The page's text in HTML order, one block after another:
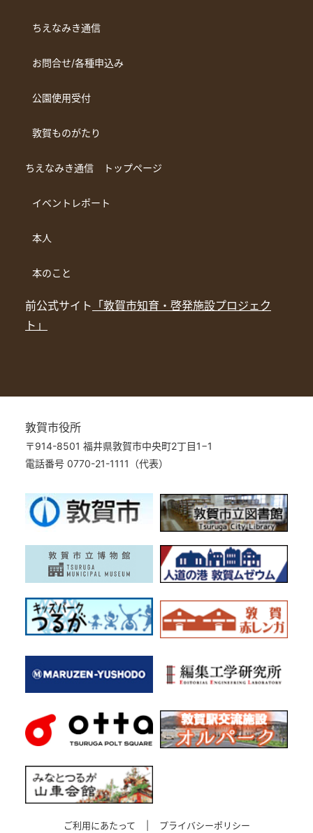
ちえなみき通信
お問合せ/各種申込み
公園使用受付
敦賀ものがたり
ちえなみき通信 トップページ
イベントレポート
本人
本のこと
前公式サイト 「敦賀市知育・啓発施設プロジェク
ト」
敦賀市役所
〒914-8501 福井県敦賀市中央町2丁目1−1
電話番号 0770-21-1111（代表）
ご利用にあたって プライバシーポリシー